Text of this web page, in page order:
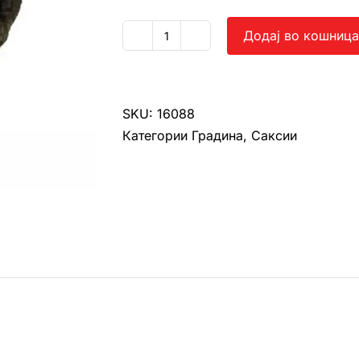
Кошница
Додај во кошница
SKU: 16088
Категории Градина, Саксии